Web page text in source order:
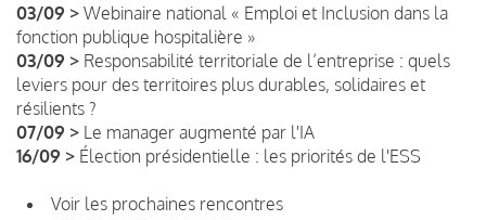
03/09 > Webinaire national « Emploi et Inclusion dans la
fonction publique hospitalière »
03/09 > Responsabilité territoriale de l’entreprise : quels
leviers pour des territoires plus durables, solidaires et
résilients ?
07/09 > Le manager augmenté par l'IA
16/09 > Élection présidentielle : les priorités de l'ESS
Voir les prochaines rencontres